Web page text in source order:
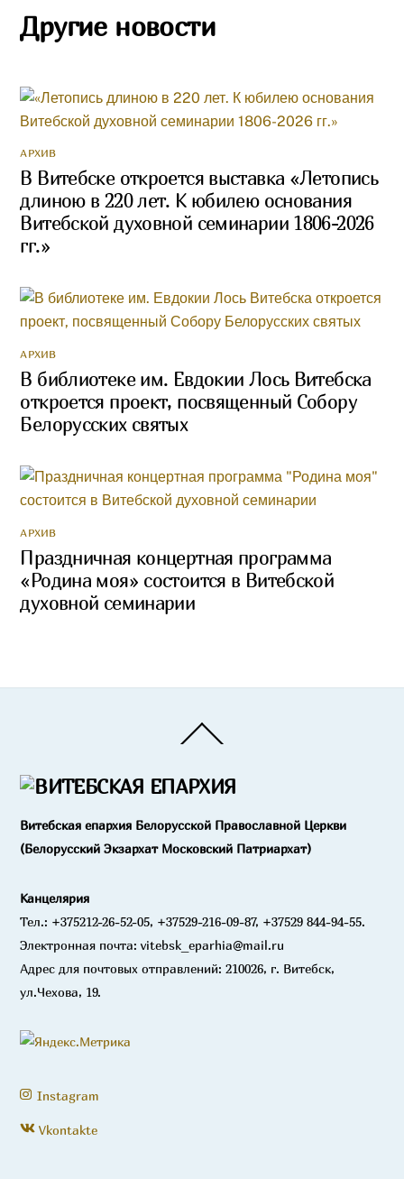
Другие новости
АРХИВ
В Витебске откроется выставка «Летопись
длиною в 220 лет. К юбилею основания
Витебской духовной семинарии 1806-2026
гг.»
АРХИВ
В библиотеке им. Евдокии Лось Витебска
откроется проект, посвященный Собору
Белорусских святых
АРХИВ
Праздничная концертная программа
«Родина моя» состоится в Витебской
духовной семинарии
To
Витебская епархия Белорусской Православной Церкви
(Белорусский Экзархат Московский Патриархат)
Канцелярия
Тел.: +375212-26-52-05, +37529-216-09-87, +37529 844-94-55.
Электронная почта: vitebsk_eparhia@mail.ru
Адрес для почтовых отправлений: 210026, г. Витебск,
ул.Чехова, 19.
Instagram
Vkontakte